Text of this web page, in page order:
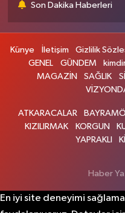
Son Dakika Haberleri
Künye İletişim Gizlilik
GENEL
GÜNDEM
MAGAZİN
SAĞLIK
ATKARACALAR
KIZILIRMAK
KORGUN
YAPRAKLI
Haber
En iyi site deneyimi